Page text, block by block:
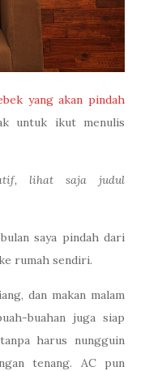
yang akan pindah
untuk ikut menulis
lihat saja judul
saya pindah dari
rumah sendiri.
dan makan malam
buahan juga siap
harus nungguin
tenang. AC pun